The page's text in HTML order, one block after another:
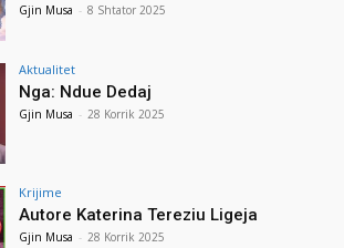
Gjin Musa - 8 Shtator 2025
Aktualitet
Nga: Ndue Dedaj
Gjin Musa - 28 Korrik 2025
Krijime
Autore Katerina Tereziu Ligeja
Gjin Musa - 28 Korrik 2025